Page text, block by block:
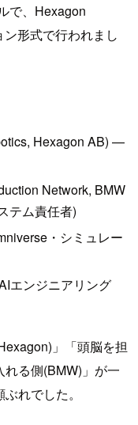
で、Hexagon
形式で行われまし
Hexagon AB) —
Network, BMW
テム責任者)
・シミュレー
エンジニアリング
」「頭脳を担
れる側(BMW)」が一
れでした。